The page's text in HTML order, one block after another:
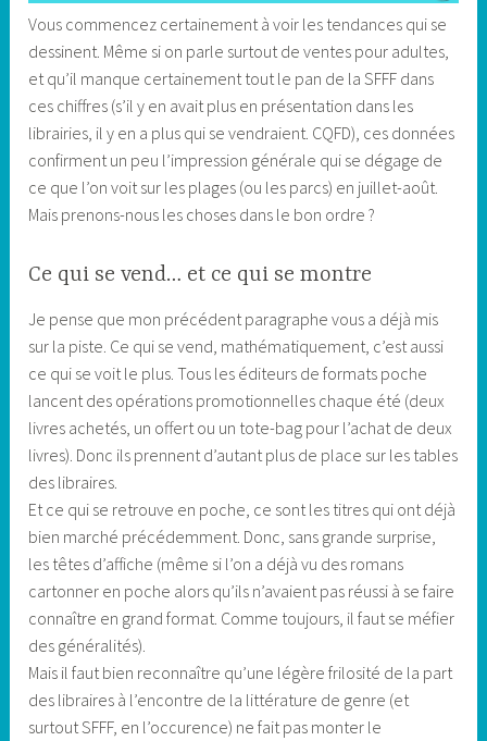
Vous commencez certainement à voir les tendances qui se
dessinent. Même si on parle surtout de ventes pour adultes,
et qu’il manque certainement tout le pan de la SFFF dans
ces chiffres (s’il y en avait plus en présentation dans les
librairies, il y en a plus qui se vendraient. CQFD), ces données
confirment un peu l’impression générale qui se dégage de
ce que l’on voit sur les plages (ou les parcs) en juillet-août.
Mais prenons-nous les choses dans le bon ordre ?
Ce qui se vend… et ce qui se montre
Je pense que mon précédent paragraphe vous a déjà mis
sur la piste. Ce qui se vend, mathématiquement, c’est aussi
ce qui se voit le plus. Tous les éditeurs de formats poche
lancent des opérations promotionnelles chaque été (deux
livres achetés, un offert ou un tote-bag pour l’achat de deux
livres). Donc ils prennent d’autant plus de place sur les tables
des libraires.
Et ce qui se retrouve en poche, ce sont les titres qui ont déjà
bien marché précédemment. Donc, sans grande surprise,
les têtes d’affiche (même si l’on a déjà vu des romans
cartonner en poche alors qu’ils n’avaient pas réussi à se faire
connaître en grand format. Comme toujours, il faut se méfier
des généralités).
Mais il faut bien reconnaître qu’une légère frilosité de la part
des libraires à l’encontre de la littérature de genre (et
surtout SFFF, en l’occurence) ne fait pas monter le